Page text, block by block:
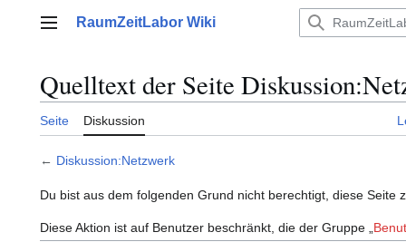
Hauptmenü
RaumZeitLabor Wiki
Quelltext der Seite
Seite Diskussion
← Diskussion:Netzwerk
Du bist aus dem folgenden Grund nicht berechtigt, diese Seite
Diese Aktion ist auf Benutzer beschränkt, die der Gruppe „